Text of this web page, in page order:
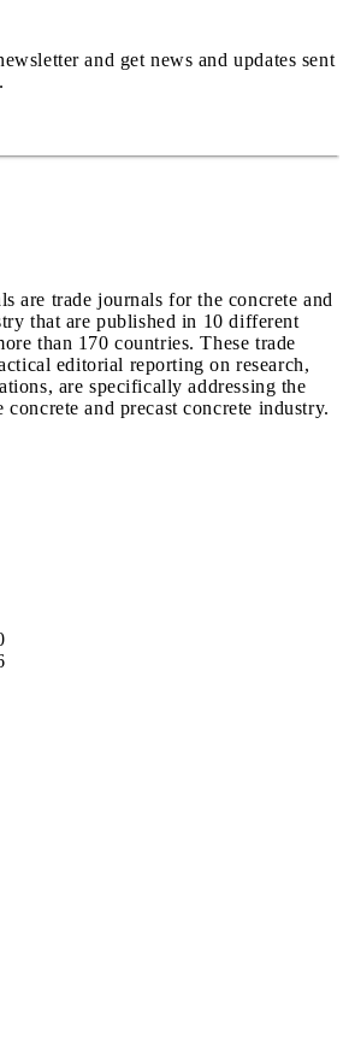
and get news and updates sent
are trade journals for the concrete and
that are published in 10 different
than 170 countries. These trade
editorial reporting on research,
are specifically addressing the
and precast concrete industry.